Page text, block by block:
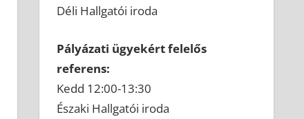
Déli Hallgatói iroda
Pályázati ügyekért felelős
referens:
Kedd 12:00-13:30
Északi Hallgatói iroda